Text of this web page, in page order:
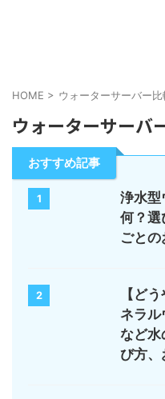
HOME > ウォーターサーバー比
ウォーターサーバ
おすすめ記事
1
浄水型
何？選
ごとの
2
【ど
ネラル
など水
び方、